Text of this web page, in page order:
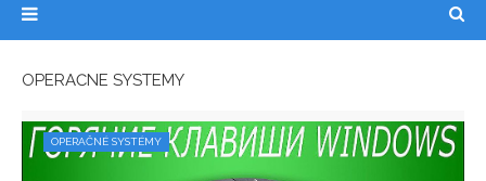
OPERAČNÉ SYSTÉMY
OPERAČNÉ SYSTÉMY